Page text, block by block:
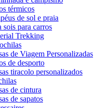
térmicos
de sol e praia
sois para carros
Trekking
de Viagem Personalizadas
de desporto
tiracolo personalizados
de cintura
de sapatos